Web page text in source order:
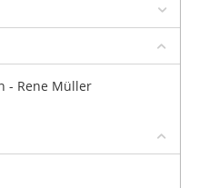
- Rene Müller